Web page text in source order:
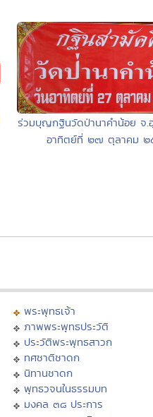
ร่วมบุญกฐินวัดป่านาคำน้อย จ.
อาทิตย์ที่ ๒๗ ตุลาคม ๒
พระพุทธเจ้า
ภาพพระพุทธประวัติ
ประวัติพระพุทธสาวก
ทศชาติชาดก
นิทานชาดก
พุทธวจนในธรรมบท
มงคล ๓๘ ประการ